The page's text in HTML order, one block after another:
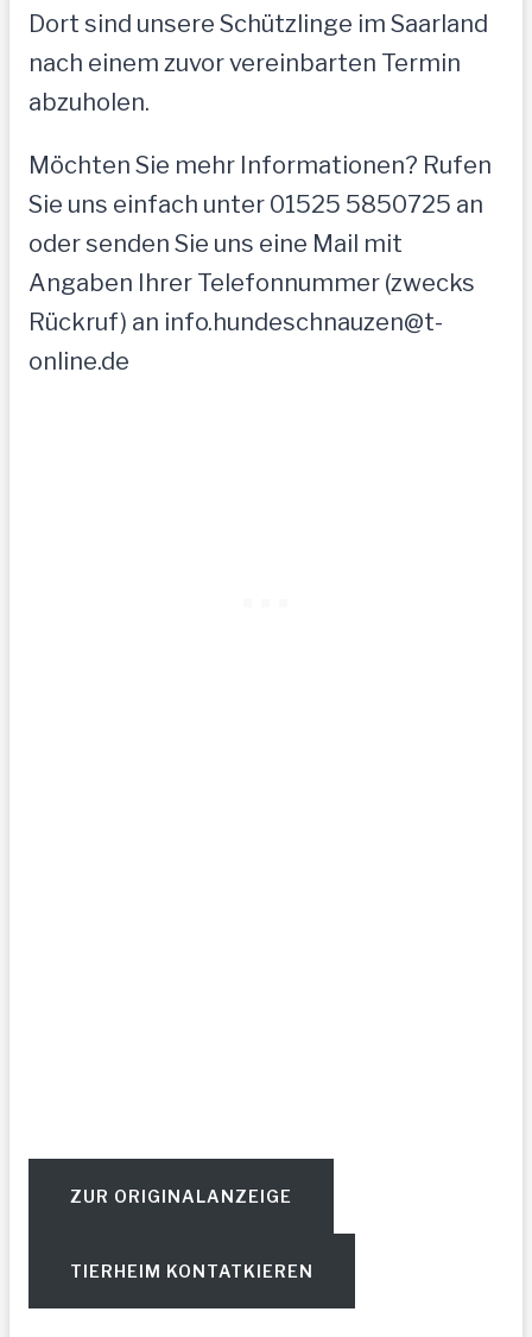
Dort sind unsere Schützlinge im Saarland
nach einem zuvor vereinbarten Termin
abzuholen.
Möchten Sie mehr Informationen? Rufen
Sie uns einfach unter 01525 5850725 an
oder senden Sie uns eine Mail mit
Angaben Ihrer Telefonnummer (zwecks
Rückruf) an info.hundeschnauzen@t-
online.de
ZUR ORIGINALANZEIGE
TIERHEIM KONTATKIEREN